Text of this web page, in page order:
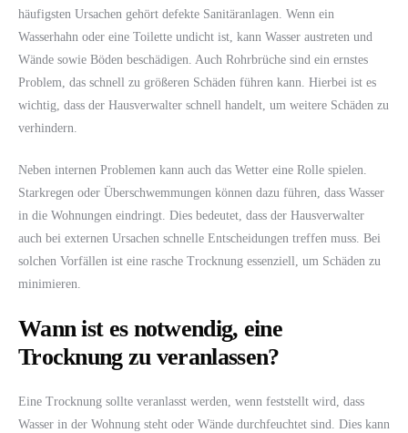
häufigsten Ursachen gehört defekte Sanitäranlagen. Wenn ein
Wasserhahn oder eine Toilette undicht ist, kann Wasser austreten und
Wände sowie Böden beschädigen. Auch Rohrbrüche sind ein ernstes
Problem, das schnell zu größeren Schäden führen kann. Hierbei ist es
wichtig, dass der Hausverwalter schnell handelt, um weitere Schäden zu
verhindern.
Neben internen Problemen kann auch das Wetter eine Rolle spielen.
Starkregen oder Überschwemmungen können dazu führen, dass Wasser
in die Wohnungen eindringt. Dies bedeutet, dass der Hausverwalter
auch bei externen Ursachen schnelle Entscheidungen treffen muss. Bei
solchen Vorfällen ist eine rasche Trocknung essenziell, um Schäden zu
minimieren.
Wann ist es notwendig, eine
Trocknung zu veranlassen?
Eine Trocknung sollte veranlasst werden, wenn feststellt wird, dass
Wasser in der Wohnung steht oder Wände durchfeuchtet sind. Dies kann